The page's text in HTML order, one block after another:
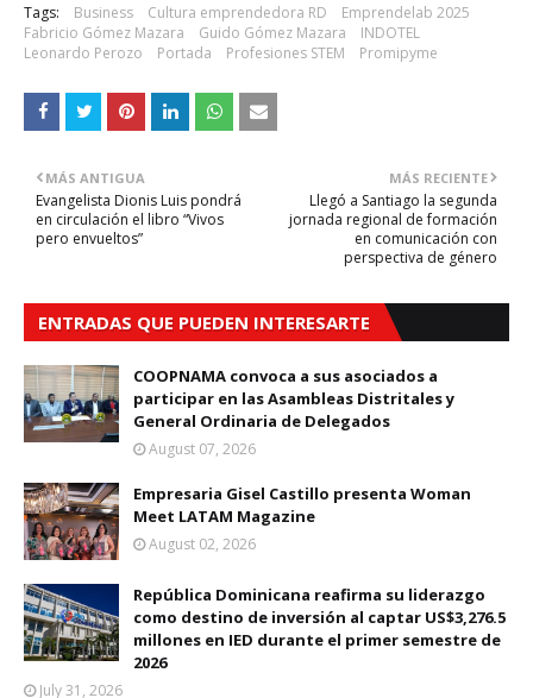
Tags: Business Cultura emprendedora RD
Emprendelab 2025
Fabricio Gómez Mazara
Guido Gómez Mazara
INDOTEL
Leonardo Perozo
Portada Profesiones STEM Promipyme
MÁS RECIENTE
Llegó a Santiago la segunda
jornada regional de formación
en comunicación con
perspectiva de género
MÁS ANTIGUA
Evangelista Dionis Luis pondrá
en circulación el libro “Vivos
pero envueltos”
ENTRADAS QUE PUEDEN INTERESARTE
COOPNAMA convoca a sus asociados a
participar en las Asambleas Distritales y
General Ordinaria de Delegados
August 07, 2026
Empresaria Gisel Castillo presenta Woman
Meet LATAM Magazine
August 02, 2026
República Dominicana reafirma su liderazgo
como destino de inversión al captar US$3,276.5
millones en IED durante el primer semestre de
2026
July 31, 2026